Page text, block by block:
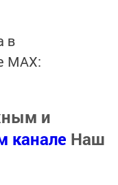
в
MАХ:
и
канале Наш